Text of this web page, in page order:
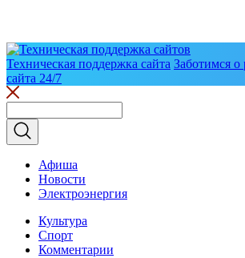
Техническая поддержка сайта Заботимся о
сайта 24/7
Афиша
Новости
Электроэнергия
Культура
Спорт
Комментарии